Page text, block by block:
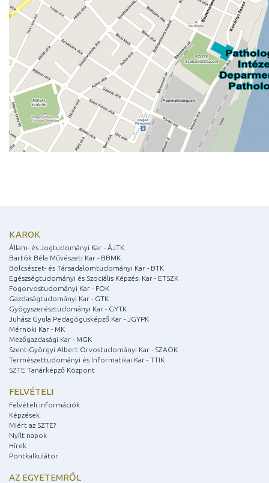
KAROK
Állam- és Jogtudományi Kar - ÁJTK
Bartók Béla Művészeti Kar - BBMK
Bölcsészet- és Társadalomtudományi Kar - BTK
Egészségtudományi és Szociális Képzési Kar - ETSZK
Fogorvostudományi Kar - FOK
Gazdaságtudományi Kar - GTK
Gyógyszerésztudományi Kar - GYTK
Juhász Gyula Pedagógusképző Kar - JGYPK
Mérnöki Kar - MK
Mezőgazdasági Kar - MGK
Szent-Györgyi Albert Orvostudományi Kar - SZAOK
Természettudományi és Informatikai Kar - TTIK
SZTE Tanárképző Központ
FELVÉTELI
Felvételi információk
Képzések
Miért az SZTE?
Nyílt napok
Hírek
Pontkalkulátor
AZ EGYETEMRŐL